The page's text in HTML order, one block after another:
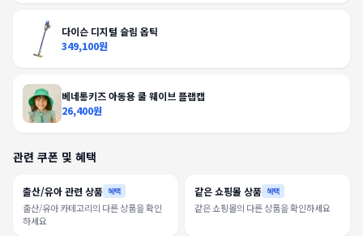
다이슨 디지털 슬림 옵틱
349,100원
베네통키즈 아동용 쿨 웨이브 플랩캡
26,400원
관련 쿠폰 및 혜택
출산/유아 관련 상품 혜택
출산/유아 카테고리의 다른 상품을 확인
하세요
같은 쇼핑몰 상품 혜택
같은 쇼핑몰의 다른 상품을 확인하세요